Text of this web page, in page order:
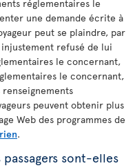
réglementaires le
une demande écrite à
peut se plaindre, par
injustement refusé de lui
le concernant,
le concernant,
peuvent obtenir plus
Web des programmes de
.
sont-elles